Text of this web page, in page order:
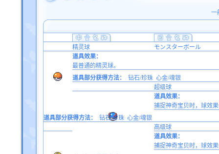
一
精灵球
モンスターボール
道具效果：
最普通的精灵球。
道具部分获得方法：
钻石/珍珠 心金/魂银
超级球
道具效果：
捕捉神奇宝贝时，球效
道具部分获得方法：
钻石/珍珠 心金/魂银
高级球
道具效果：
捕捉神奇宝贝时，球效